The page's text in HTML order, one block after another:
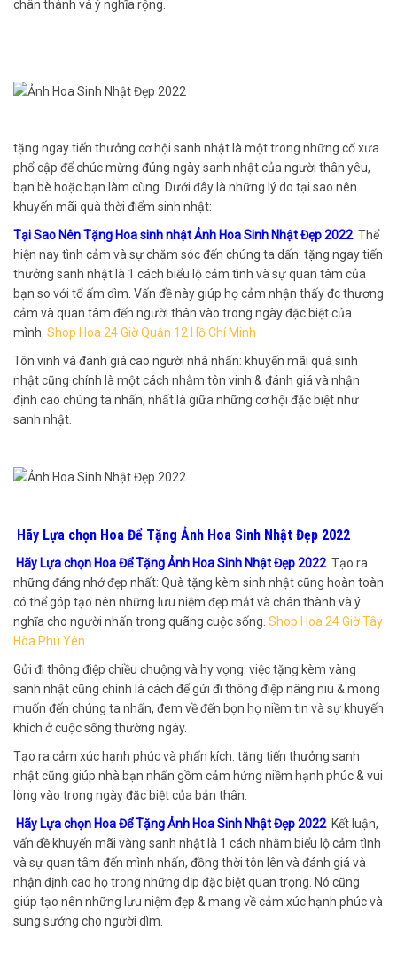
chân thành và ý nghĩa rộng.
tặng ngay tiến thưởng cơ hội sanh nhật là một trong những cổ xưa
phổ cập để chúc mừng đúng ngày sanh nhật của người thân yêu,
bạn bè hoặc bạn làm cùng. Dưới đây là những lý do tại sao nên
khuyến mãi quà thời điểm sinh nhật:
Tại Sao Nên Tặng Hoa sinh nhật Ảnh Hoa Sinh Nhật Đẹp 2022 Thể
hiện nay tình cảm và sự chăm sóc đến chúng ta dấn: tặng ngay tiến
thưởng sanh nhật là 1 cách biểu lộ cảm tình và sự quan tâm của
bạn so với tổ ấm dìm. Vấn đề này giúp họ cảm nhận thấy đc thương
cảm và quan tâm đến người thân vào trong ngày đặc biệt của
mình. Shop Hoa 24 Giờ Quận 12 Hồ Chí Minh
Tôn vinh và đánh giá cao người nhà nhấn: khuyến mãi quà sinh
nhật cũng chính là một cách nhằm tôn vinh & đánh giá và nhận
định cao chúng ta nhấn, nhất là giữa những cơ hội đặc biệt như
sanh nhật.
Hãy Lựa chọn Hoa Để Tặng Ảnh Hoa Sinh Nhật Đẹp 2022
Hãy Lựa chọn Hoa Để Tặng Ảnh Hoa Sinh Nhật Đẹp 2022 Tạo ra
những đáng nhớ đẹp nhất: Quà tặng kèm sinh nhật cũng hoàn toàn
có thể góp tạo nên những lưu niệm đẹp mắt và chân thành và ý
nghĩa cho người nhấn trong quãng cuộc sống. Shop Hoa 24 Giờ Tây
Hòa Phú Yên
Gửi đi thông điệp chiều chuộng và hy vọng: việc tặng kèm vàng
sanh nhật cũng chính là cách để gửi đi thông điệp nâng niu & mong
muốn đến chúng ta nhấn, đem về đến bọn họ niềm tin và sự khuyến
khích ở cuộc sống thường ngày.
Tạo ra cảm xúc hạnh phúc và phấn kích: tặng tiến thưởng sanh
nhật cũng giúp nhà bạn nhấn gồm cảm hứng niềm hạnh phúc & vui
lòng vào trong ngày đặc biệt của bản thân.
Hãy Lựa chọn Hoa Để Tặng Ảnh Hoa Sinh Nhật Đẹp 2022 Kết luận,
vấn đề khuyến mãi vàng sanh nhật là 1 cách nhằm biểu lộ cảm tình
và sự quan tâm đến mình nhấn, đồng thời tôn lên và đánh giá và
nhận định cao họ trong những dịp đặc biệt quan trọng. Nó cũng
giúp tạo nên những lưu niệm đẹp & mang về cảm xúc hạnh phúc và
sung sướng cho người dìm.